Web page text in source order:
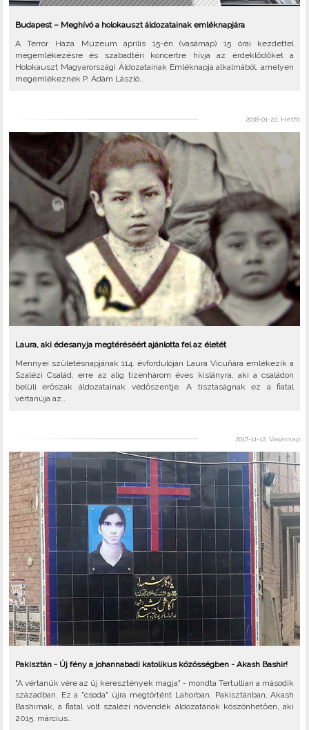
Budapest – Meghívó a holokauszt áldozatainak emléknapjára
A Terror Háza Múzeum április 15-én (vasárnap) 15 órai kezdettel
megemlékezésre és szabadtéri koncertre hívja az érdeklődőket a
Holokauszt Magyarországi Áldozatainak Emléknapja alkalmából, amelyen
megemlékeznek P. Ádám László..
2018-01-22, Hétfő
Laura, aki édesanyja megtéréséért ajánlotta fel az életét
Mennyei születésnapjának 114. évfordulóján Laura Vicuñára emlékezik a
Szalézi Család, erre az alig tizenhárom éves kislányra, aki a családon
belüli erőszak áldozatainak védőszentje. A tisztaságnak ez a fiatal
vértanúja az..
2017-11-12, Vasárnap
Pakisztán - Új fény a johannabadi katolikus közösségben - Akash Bashir!
"A vértanúk vére az új keresztények magja" - mondta Tertullian a második
században. Ez a "csoda" újra megtörtént Lahorban, Pakisztánban, Akash
Bashirnak, a fiatal volt szalézi növendék áldozatának köszönhetően, aki
2015. március..